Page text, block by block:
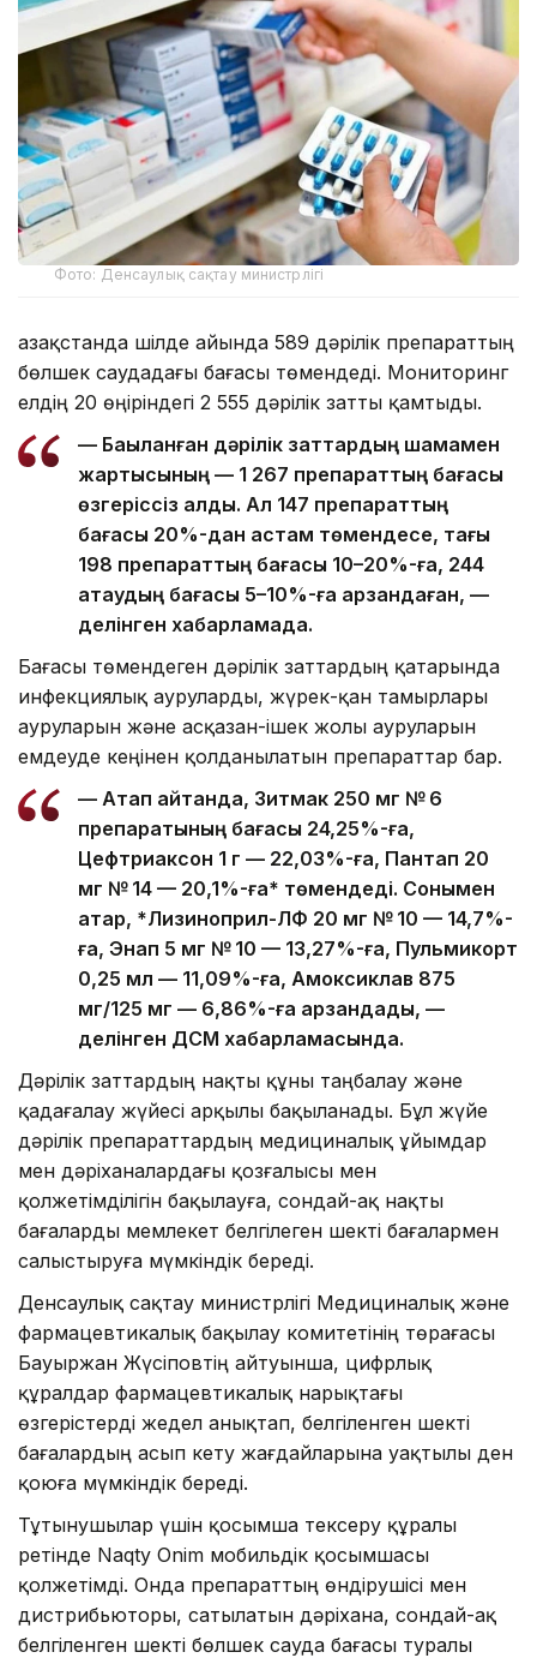
Фото: Денсаулық сақтау министрлігі
Қазақстанда шілде айында 589 дәрілік препараттың
бөлшек саудадағы бағасы төмендеді. Мониторинг
елдің 20 өңіріндегі 2 555 дәрілік затты қамтыды.
— Бақыланған дәрілік заттардың шамамен
жартысының — 1 267 препараттың бағасы
өзгеріссіз қалды. Ал 147 препараттың
бағасы 20%-дан астам төмендесе, тағы
198 препараттың бағасы 10–20%-ға, 244
атаудың бағасы 5–10%-ға арзандаған, —
делінген хабарламада.
Бағасы төмендеген дәрілік заттардың қатарында
инфекциялық ауруларды, жүрек-қан тамырлары
ауруларын және асқазан-ішек жолы ауруларын
емдеуде кеңінен қолданылатын препараттар бар.
— Атап айтқанда, Зитмак 250 мг № 6
препаратының бағасы 24,25%-ға,
Цефтриаксон 1 г — 22,03%-ға, Пантап 20
мг № 14 — 20,1%-ға* төмендеді. Сонымен
қатар, *Лизиноприл-ЛФ 20 мг № 10 — 14,7%-
ға, Энап 5 мг № 10 — 13,27%-ға, Пульмикорт
0,25 мл — 11,09%-ға, Амоксиклав 875
мг/125 мг — 6,86%-ға арзандады, —
делінген ДСМ хабарламасында.
Дәрілік заттардың нақты құны таңбалау және
қадағалау жүйесі арқылы бақыланады. Бұл жүйе
дәрілік препараттардың медициналық ұйымдар
мен дәріханалардағы қозғалысы мен
қолжетімділігін бақылауға, сондай-ақ нақты
бағаларды мемлекет белгілеген шекті бағалармен
салыстыруға мүмкіндік береді.
Денсаулық сақтау министрлігі Медициналық және
фармацевтикалық бақылау комитетінің төрағасы
Бауыржан Жүсіповтің айтуынша, цифрлық
құралдар фармацевтикалық нарықтағы
өзгерістерді жедел анықтап, белгіленген шекті
бағалардың асып кету жағдайларына уақтылы ден
қоюға мүмкіндік береді.
Тұтынушылар үшін қосымша тексеру құралы
ретінде Naqty Onim мобильдік қосымшасы
қолжетімді. Онда препараттың өндірушісі мен
дистрибьюторы, сатылатын дәріхана, сондай-ақ
белгіленген шекті бөлшек сауда бағасы туралы